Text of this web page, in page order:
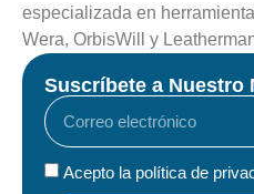
especializada en
Wera, OrbisWill y
Suscríbete a Nuestro
Acepto la política de